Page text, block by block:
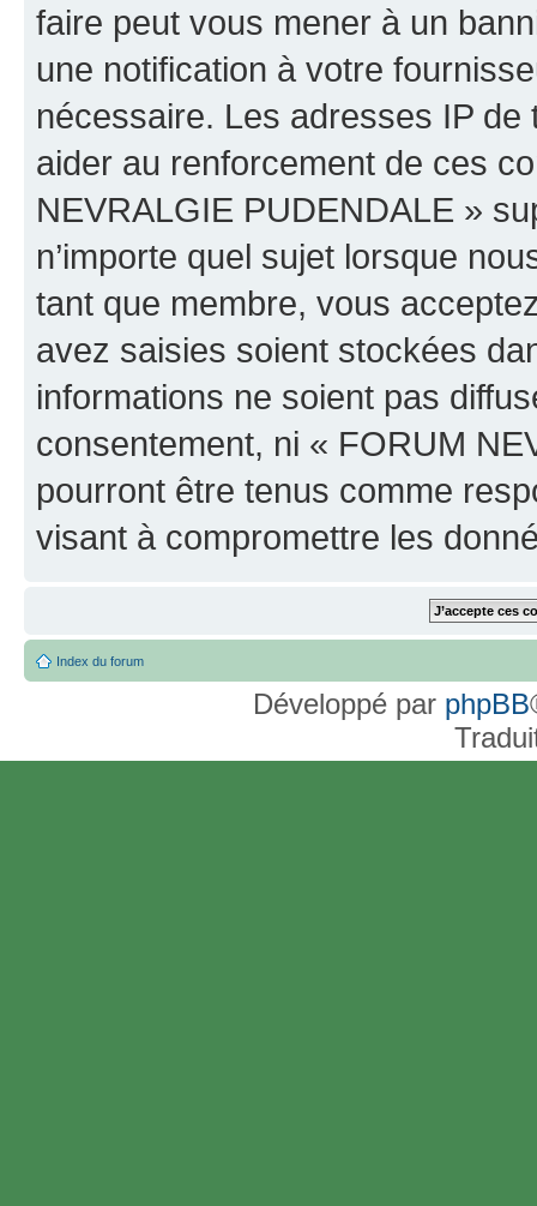
faire peut vous mener à un
une notification à votre
nécessaire. Les adresses IP
aider au renforcement de ces
NEVRALGIE PUDENDALE »
n’importe quel sujet lorsque
tant que membre, vous
avez saisies soient stockées
informations ne soient pas
consentement, ni « FORUM
pourront être tenus comme
visant à compromettre les
Index du forum
Développé par phpBB